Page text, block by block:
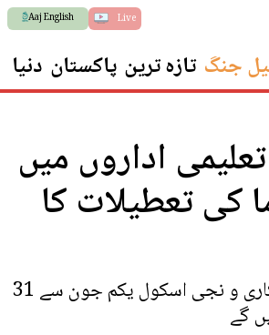
Live
Aaj English
جنگ تازہ ترین پاکستان دنیا
اداروں میں
کی تعطیلات کا
صوبے بھر کے سرکاری و نجی اسکول یکم جون سے 31
گے